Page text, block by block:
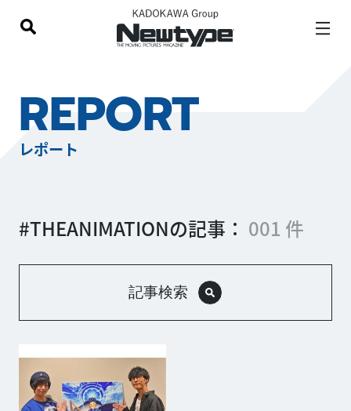
REPORT
レポート
#THEANIMATIONの記事： 001 件
記事検索